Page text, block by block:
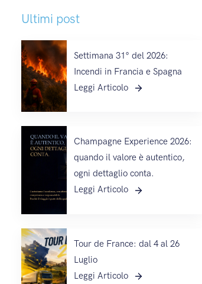
Ultimi post
Settimana 31° del 2026:
Incendi in Francia e Spagna
Leggi Articolo
Champagne Experience 2026:
quando il valore è autentico,
ogni dettaglio conta.
Leggi Articolo
Tour de France: dal 4 al 26
Luglio
Leggi Articolo